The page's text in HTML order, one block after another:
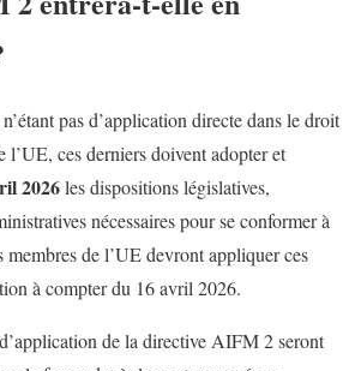
pas d’application directe dans le droit
l’UE, ces derniers doivent adopter et
2026les dispositions législatives,
nécessaires pour se conformer à
de l’UE devront appliquer ces
à compter du 16 avril 2026.
de la directive AIFM 2 seront